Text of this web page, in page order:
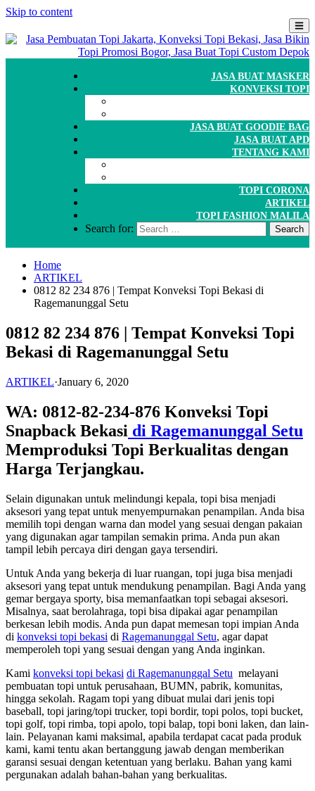
Skip to content
JASA BUAT MASKER
KONVEKSI TOPI
JASA BUAT GOODIE BAG
JASA BUAT APD
TENTANG KAMI
TOPI CORONA
ARTIKEL
TOPI FASHION MALILA
Search for:
Home
ARTIKEL
0812 82 234 876 | Tempat Konveksi Topi Bekasi di
Ragemanunggal Setu
0812 82 234 876 | Tempat Konveksi Topi
Bekasi di Ragemanunggal Setu
ARTIKEL·January 6, 2020
WA: 0812-82-234-876 Konveksi Topi
Snapback Bekasi di Ragemanunggal Setu
Memproduksi Topi Berkualitas dengan
Harga Terjangkau.
Selain digunakan untuk melindungi kepala, topi bisa menjadi
aksesori yang tepat untuk menyempurnakan penampilan. Anda bisa
memilih topi dengan warna dan model yang sesuai dengan pakaian
yang digunakan agar tampilan semakin prima. Anda pun akan
tampil lebih percaya diri dengan gaya tersendiri.
Untuk Anda yang bekerja di luar ruangan, topi juga bisa menjadi
aksesori yang tepat untuk mendukung penampilan. Bagi Anda yang
gemar bergaya sporty, bisa memanfaatkan topi sebagai aksesori.
Misalnya, saat berolahraga, topi bisa dipakai agar penampilan
berkesan lebih modis. Anda pun dapat memesan topi impian Anda
di konveksi topi bekasi di Ragemanunggal Setu, agar dapat
memperoleh topi yang sesuai dengan yang Anda inginkan.
Kami konveksi topi bekasi di Ragemanunggal Setu melayani
pembuatan topi untuk perusahaan, BUMN, pabrik, komunitas,
hingga sekolah. Ragam topi yang dibuat mulai dari jenis topi
baseball, topi jaring/topi trucker, topi bordir, topi polos, topi bucket,
topi golf, topi rimba, topi apolo, topi balap, topi boni laken, dan lain-
lain. Pelayanan kami maksimal, apabila terdapat cacat pada produk
kami, kami tentu akan bertanggung jawab dengan memberikan
garansi sesuai dengan ketentuan yang berlaku. Bahan yang kami
pergunakan adalah bahan-bahan yang berkualitas.